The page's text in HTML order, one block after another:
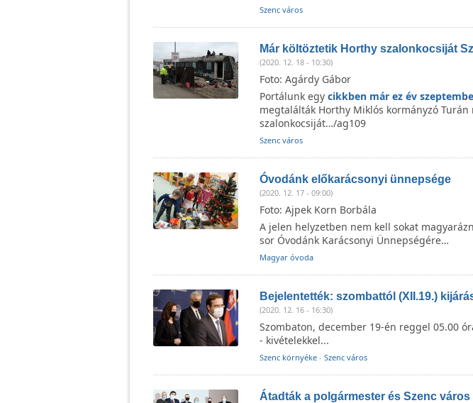
Szenc város
Már költöztetik Horthy szalonkocsiját
(2020. 12. 18 - 10:30)
Foto: Agárdy Gábor
Portálunk egy cikkben már ez év
megtalálták Horthy Miklós kormányzó
szalonkocsiját…/ag109
Szenc város
Óvodánk előkarácsonyi ünnepsége
(2020. 12. 17 - 09:00)
Foto: Ajpek Korn Borbála
A jelen helyzetben nem kell sokat
sor Óvodánk Karácsonyi Ünnepségére…
Magyar óvoda
Bejelentették: szombattól (XII.19.)
(2020. 12. 16 - 16:30)
Szombaton, december 19-én reggel 05.00
- kivételekkel...
Szenc környéke- Szenc város
Átadták a polgármester és Szenc város